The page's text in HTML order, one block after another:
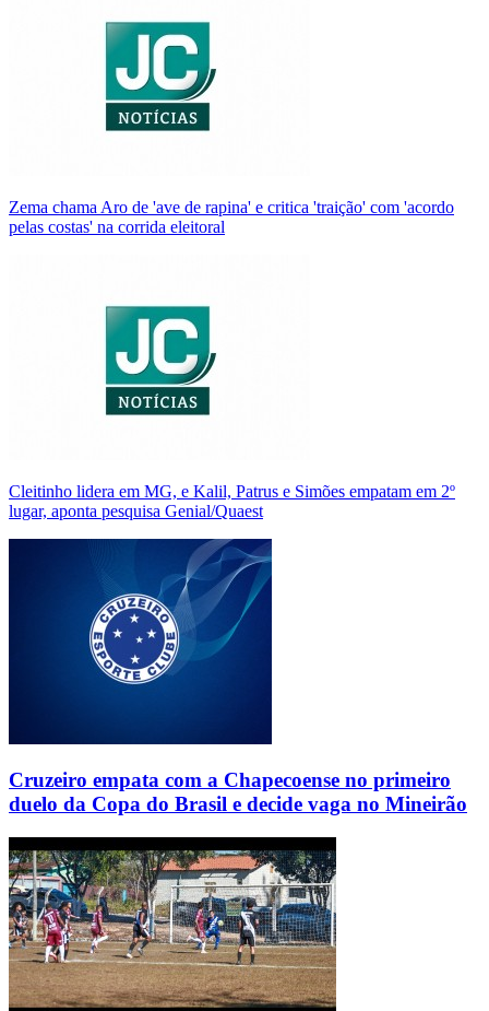
Zema chama Aro de 'ave de rapina' e critica 'traição' com 'acordo
pelas costas' na corrida eleitoral
Cleitinho lidera em MG, e Kalil, Patrus e Simões empatam em 2º
lugar, aponta pesquisa Genial/Quaest
Cruzeiro empata com a Chapecoense no primeiro
duelo da Copa do Brasil e decide vaga no Mineirão